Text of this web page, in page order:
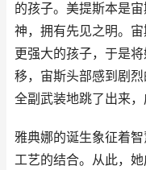
的孩子。美提斯本是
神，拥有先见之明。
更强大的孩子，于是
移，宙斯头部感到剧
全副武装地跳了出来，
雅典娜的诞生象征着
工艺的结合。从此，她